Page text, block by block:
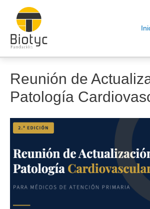
contenido
Reunión de
Patología